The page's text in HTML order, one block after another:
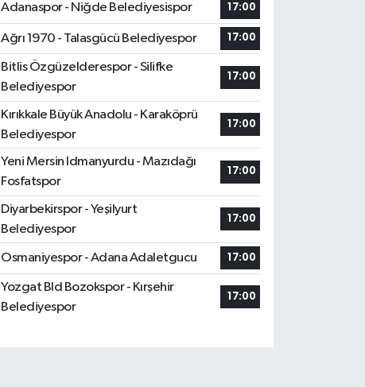
Adanaspor - Niğde Belediyesispor 17:00
Ağrı 1970 - Talasgücü Belediyespor 17:00
Bitlis Özgüzelderespor - Silifke
Belediyespor
17:00
Kırıkkale Büyük Anadolu - Karaköprü
Belediyespor
17:00
Yeni Mersin Idmanyurdu - Mazıdağı
Fosfatspor
17:00
Diyarbekirspor - Yeşilyurt
Belediyespor
17:00
Osmaniyespor - Adana Adaletgucu 17:00
Yozgat Bld Bozokspor - Kırşehir
Belediyespor
17:00